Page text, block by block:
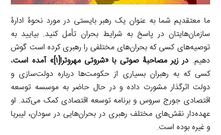
ما معتقدیم شما به عنوان یک رهبر بایستی در مورد نحوۀ ادارۀ
سازمان‌هایتان در پاسخ به شرایط بحران تأمل کنید. بیایید به
توصیه‌های کسی که بحران‌های مختلفی را رهبری کرده است گوش
دهیم. در زیرمصاحبۀ صوتی با «شروتی مهروترا[۱] » آمده است،
کسی که به رهبران بسیاری از حکومت‌ها درباره دولت‌سازی و
دولت اثرگذار مشورت داده و در حال حاضر به موسسه توسعه
اقتصادی جورج سروس و برنامه توسعه اقتصادی کمک می‌کند. او
عهده‌دار نقش‌های مختلف رهبری در بحران‌هایی در سودان، لیبریا
و غیره بوده است.